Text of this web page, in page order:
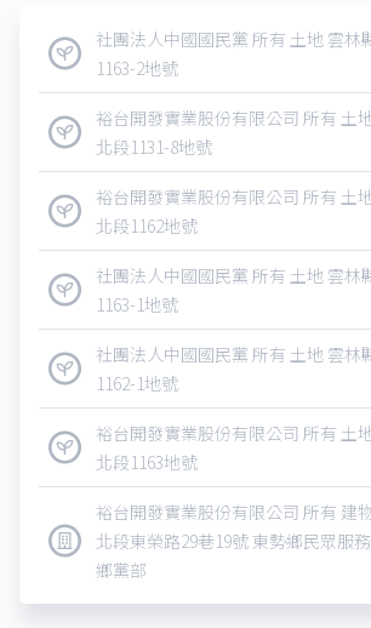
社團法人中國國民黨 所有 土地 雲林
1163-2地號
裕台開發實業股份有限公司 所有 土
北段1131-8地號
裕台開發實業股份有限公司 所有 土
北段1162地號
社團法人中國國民黨 所有 土地 雲林
1163-1地號
社團法人中國國民黨 所有 土地 雲林
1162-1地號
裕台開發實業股份有限公司 所有 土
北段1163地號
裕台開發實業股份有限公司 所有 建
北段東榮路29巷19號 東勢鄉民眾服
鄉黨部